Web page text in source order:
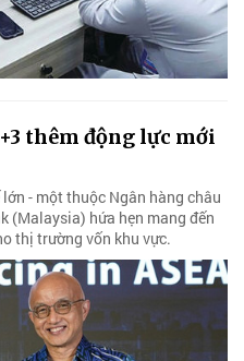
thêm động lực mới
- một thuộc Ngân hàng châu
(Malaysia) hứa hẹn mang đến
thị trường vốn khu vực.